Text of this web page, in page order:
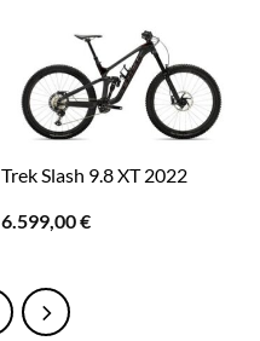
Trek Slash 9.8 XT 2022
6.599,00€